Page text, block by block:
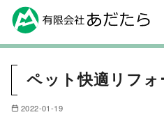
ペット快適リフォ
2022-01-19